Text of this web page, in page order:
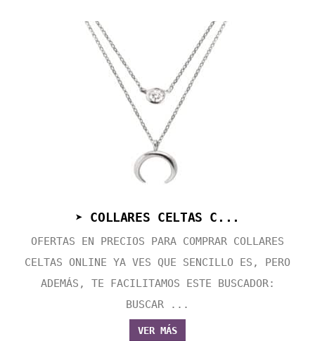
➤ COLLARES CELTAS C...
OFERTAS EN PRECIOS PARA COMPRAR COLLARES
CELTAS ONLINE YA VES QUE SENCILLO ES, PERO
ADEMÁS, TE FACILITAMOS ESTE BUSCADOR:
BUSCAR ...
VER MÁS